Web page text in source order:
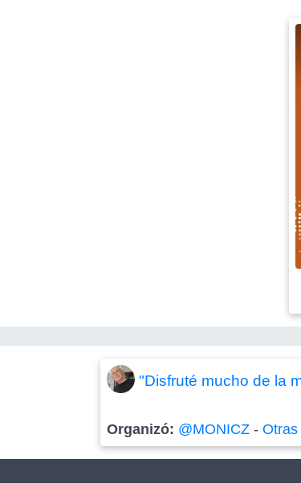
"Disfruté mucho de la
Organizó: @MONICZ -